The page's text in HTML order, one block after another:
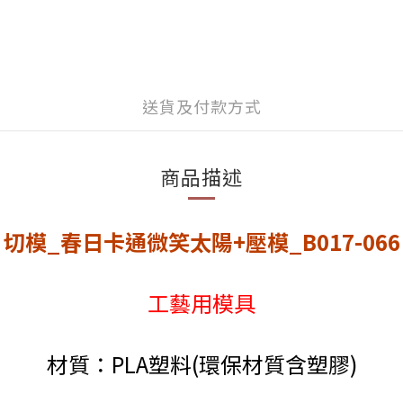
送貨及付款方式
商品描述
切模_春日卡通微笑太陽+壓模_B017-066
工藝用模具
材質：PLA塑料(環保材質含塑膠)